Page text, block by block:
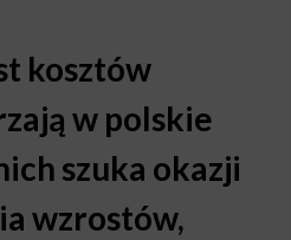
kosztów
w polskie
szuka okazji
wzrostów,